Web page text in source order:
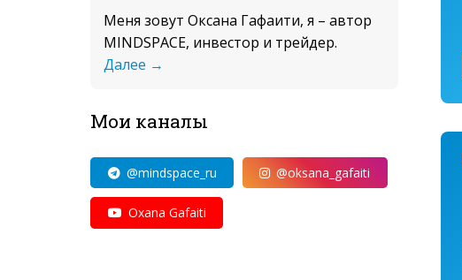
Меня зовут Оксана Гафаити, я – автор
MINDSPACE, инвестор и трейдер.
Далее →
Мои каналы
@mindspace_ru @oksana_gafaiti
Oxana Gafaiti